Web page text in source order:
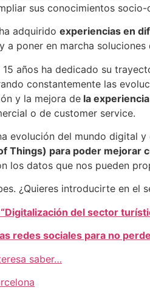
sus conocimientos socio-
adquirido experiencias en
a poner en marcha
15 años ha dedicado su
constantemente las
y la mejora de la
o de customer service.
evolución del mundo digital
Things) para poder mejorar
los datos que nos pueden
¿Quieres introducirte en el
del sector
redes sociales para no
saber…